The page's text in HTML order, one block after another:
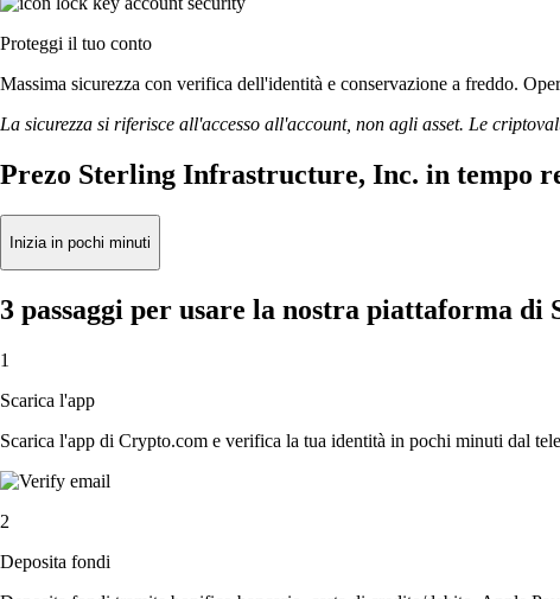
Proteggi il tuo conto
Massima sicurezza con verifica dell'identità e conservazione a freddo.
La sicurezza si riferisce all'accesso all'account, non agli asset. Le
Prezo Sterling Infrastructure, Inc. in tempo
Inizia in pochi minuti
3 passaggi per usare la nostra piattaforma
1
Scarica l'app
Scarica l'app di Crypto.com e verifica la tua identità in pochi minuti dal
2
Deposita fondi